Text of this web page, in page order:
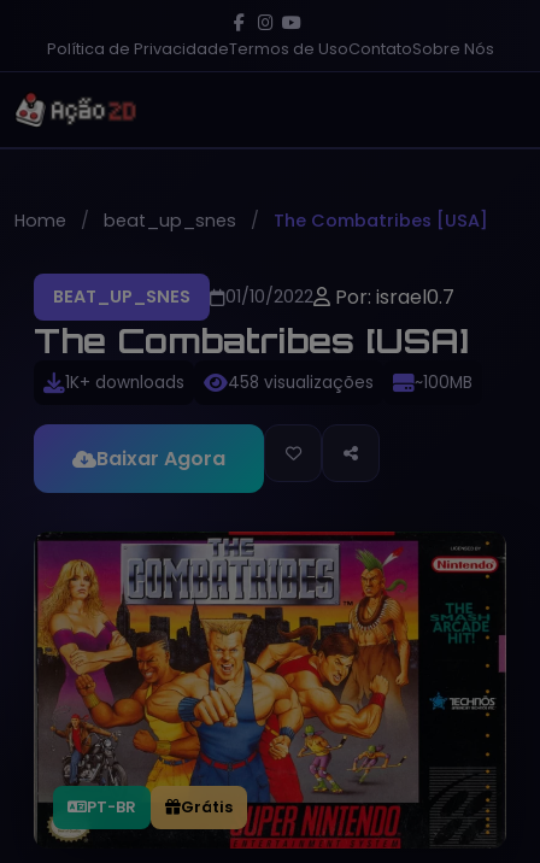
Política de PrivacidadeTermos de UsoContatoSobre Nós
Home beat_up_snes The Combatribes [USA]
BEAT_UP_SNES 01/10/2022 Por: israel0.7
The Combatribes [USA]
1K+ downloads 458 visualizações ~100MB
Baixar Agora
PT-BR Grátis